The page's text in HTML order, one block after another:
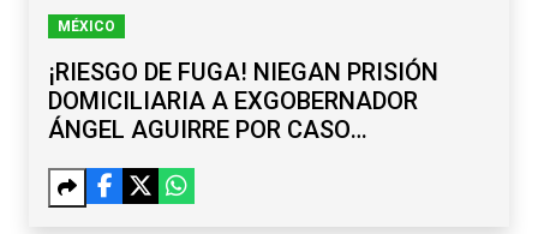
MÉXICO
¡RIESGO DE FUGA! NIEGAN PRISIÓN
DOMICILIARIA A EXGOBERNADOR
ÁNGEL AGUIRRE POR CASO